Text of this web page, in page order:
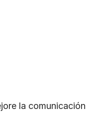
la comunicación